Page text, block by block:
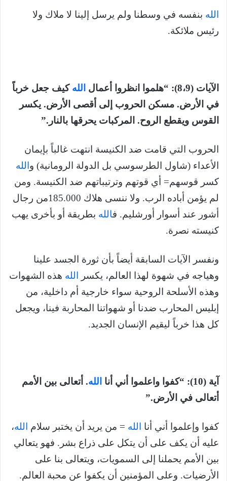
الله بنفسه في وسطنا ولم يرسل إلينا لا ملاك ولا
رئيس ملائكة.
الآيات (8،9): “هلموا انظروا أعمال الله كيف جعل خرباً
في الأرض. مسكن الحروب إلى أقصى الأرض. يكسر
القوس ويقطع الروح. المركبات يحرقها بالنار.”
الحروب التي قامت ضد الكنيسة انتهت غالباً بإيمان
الأعداء (شاول الطرسوسي بل الدولة الرومانية) و الله
كسر قوسهم= أي قوتهم وترتيباتهم ضد الكنيسة. ومن
لم يؤمن أباده الرب. ولا ننسى هلاك 185.000من رجال
أشور عند أسوار أورشليم. فالله بطريقة أو بأخرى يهب
كنيسته نصرة.
ونفسر الآيات السابقة أيضاً بأن ثورة الجسد علينا
وهياجه في شهوة لهذا العالم، يكسر
الله هذه الشهوات
وهذه الأسلحة الروحية سواء خارجية أم داخلية، من
إبليس المحارب ضدنا أو شهواتنا المحاربة فينا، ويجعل
كل هذا خرباً ليقيم الإنسان الجديد.
آية (10): “كفوا واعلموا أني أنا الله. أتعالى بين الأمم
أتعالى في الأرض.”
كفوا وإعلموا أني أنا الله = من يريد أن يختبر سلام الله،
عليه أن يكف على أن يتكل على ذراع بشر. فهو يتعالي
بين الأمم يحملنا إلى السمويات، ويتعالى بنا على
الأرضيات. وعلى المؤمنين أن يكفوا عن محبة العالم.